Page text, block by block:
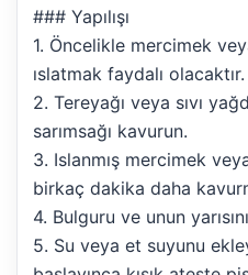
### Yapılışı
1. Öncelikle mercimek
ıslatmak faydalı olacaktır.
2. Tereyağı veya sıvı
sarımsağı kavurun.
3. Islanmış mercimek
birkaç dakika daha
4. Bulguru ve unun
5. Su veya et suyunu